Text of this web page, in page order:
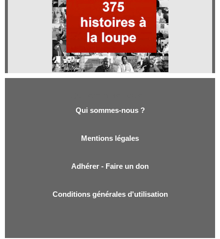
Qui sommes-nous ?
Mentions légales
Adhérer - Faire un don
Conditions générales d'utilisation